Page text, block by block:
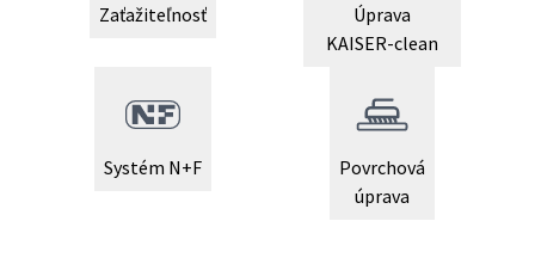
Zaťažiteľnosť
Úprava
KAISER-clean
Systém N+F
Povrchová
úprava